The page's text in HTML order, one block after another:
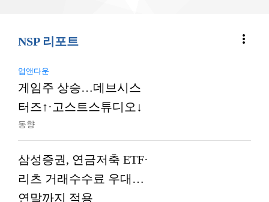
NSP 리포트 more_vert
업앤다운
게임주 상승…데브시스
터즈↑·고스트스튜디오↓
동향
삼성증권, 연금저축 ETF·
리츠 거래수수료 우대…
연말까지 적용